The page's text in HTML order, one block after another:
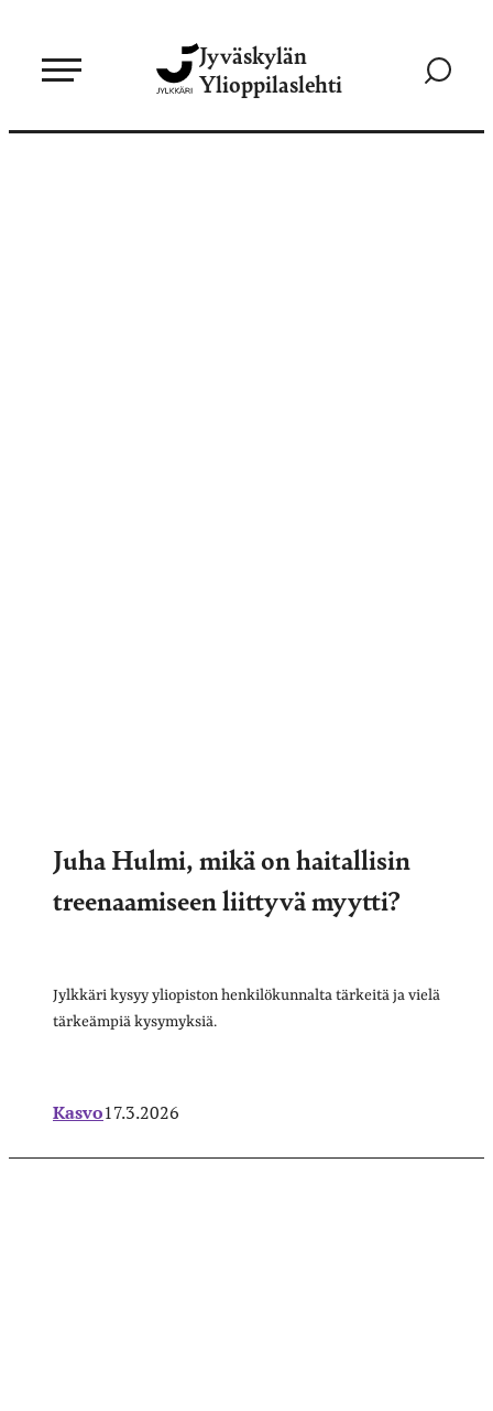
sisältöön
Jyväskylän
Ylioppilaslehti
Siirry
Juha Hulmi, mikä on haitallisin
treenaamiseen liittyvä myytti?
Jylkkäri kysyy yliopiston henkilökunnalta tärkeitä ja vielä
tärkeämpiä kysymyksiä.
Kasvo17.3.2026